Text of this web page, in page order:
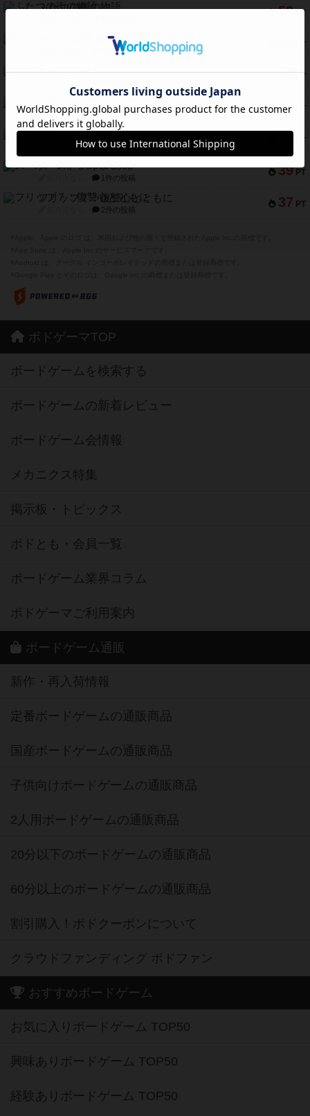
52 PT
ふたつの街の物語
PT
クランク! ：冒険者たち（拡張）
4件の投稿
42 PT
とうほうの！
42 PT
紹介文あり 2件の投稿
PT
海兵隊
紹介文あり 1件の投稿
39 PT
スーパーストア3000
1件の投稿
37 PT
フリップ７：復讐心とともに
2件の投稿
ボドゲーマTOP
ボードゲームを検索する
ボードゲームの新着レビュー
ボードゲーム会情報
メカニクス特集
掲示板・トピックス
ボドとも・会員一覧
ボードゲーム業界コラム
ボドゲーマご利用案内
ボードゲーム通販
新作・再入荷情報
定番ボードゲームの通販商品
国産ボードゲームの通販商品
子供向けボードゲームの通販商品
2人用ボードゲームの通販商品
20分以下のボードゲームの通販商品
60分以上のボードゲームの通販商品
割引購入！ボドクーポンについて
クラウドファンディング ボドファン
おすすめボードゲーム
お気に入りボードゲーム TOP50
興味ありボードゲーム TOP50
経験ありボードゲーム TOP50